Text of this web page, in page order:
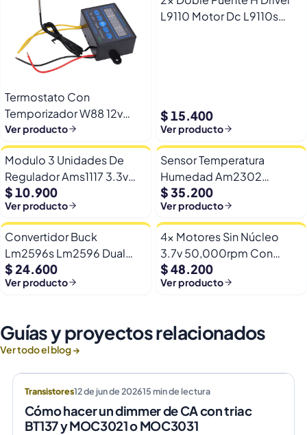
Termostato Con
Temporizador W88 12v
Automatico Frio Calor
Ver producto
L9110 Motor Dc L9110s
$ 15.400
Ver producto
Modulo 3 Unidades De
Regulador Ams1117 3.3v
Yp-8 Con Pines
$ 10.900
Ver producto
Sensor Temperatura
Humedad Am2302
Dht22/am2302 Digital
Esp32
$ 35.200
Ver producto
Convertidor Buck
Lm2596s Lm2596 Dual
Usb 9-36v A 5v Dc Jack
$ 24.600
Ver producto
4x Motores Sin Núcleo
3.7v 50,000rpm Con
Helices Micro Fpv
$ 48.200
Ver producto
Guías y proyectos relacionados
Ver todo el blog →
Transistores12 de jun de 202615min de lectura
Cómo hacer un dimmer de CA con triac
BT137 y MOC3021 o MOC3031